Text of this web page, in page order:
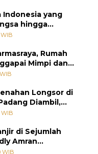
Indonesia yang
hingga
Jepang
WIB
Rumah
Mimpi dan
Longsor di
Diambil,
Terulang
WIB
di Sejumlah
Amran
WIB